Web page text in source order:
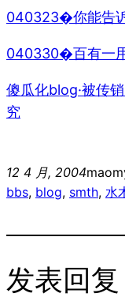
040323�你能告
040330�百有一
傻瓜化blog·被传
究
12 4 月, 2004
bbs, blog, smth, 水
发表回复